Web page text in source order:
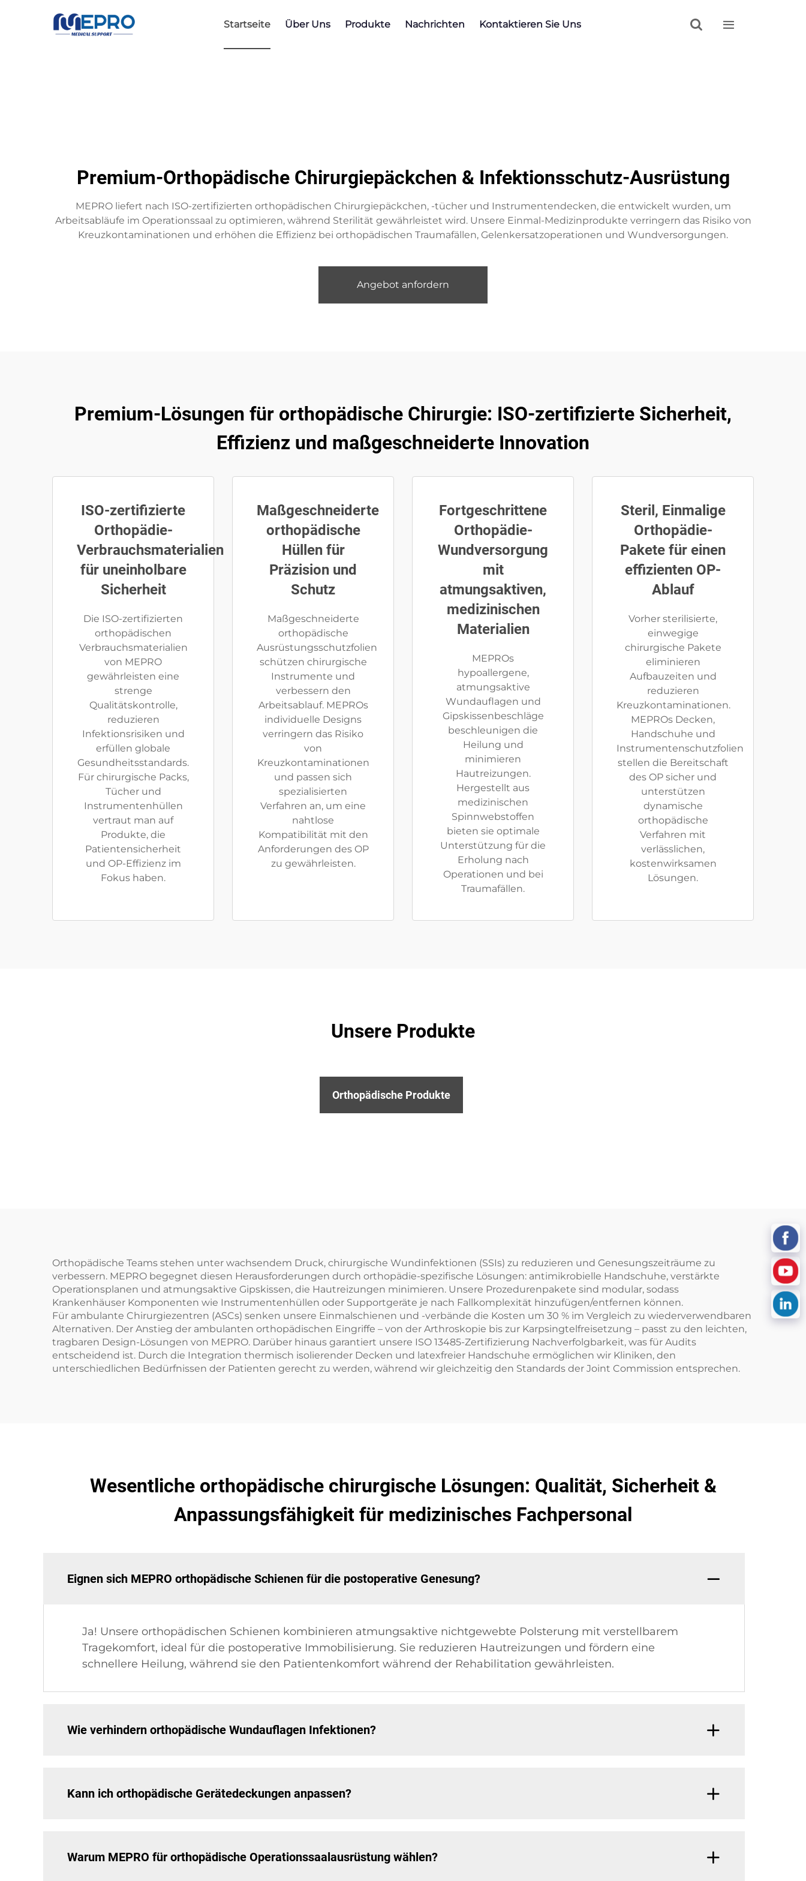
Startseite Über Uns Produkte Nachrichten Kontaktieren Sie Uns  
Premium-Orthopädische Chirurgiepäckchen & Infektionsschutz-Ausrüstung
MEPRO liefert nach ISO-zertifizierten orthopädischen Chirurgiepäckchen, -tücher und Instrumentendecken, die entwickelt wurden, um
Arbeitsabläufe im Operationssaal zu optimieren, während Sterilität gewährleistet wird. Unsere Einmal-Medizinprodukte verringern das Risiko von
Kreuzkontaminationen und erhöhen die Effizienz bei orthopädischen Traumafällen, Gelenkersatzoperationen und Wundversorgungen.
Angebot anfordern
Premium-Lösungen für orthopädische Chirurgie: ISO-zertifizierte Sicherheit,
Effizienz und maßgeschneiderte Innovation
ISO-zertifizierte
Orthopädie-
Verbrauchsmaterialien
für uneinholbare
Sicherheit
Die ISO-zertifizierten
orthopädischen
Verbrauchsmaterialien
von MEPRO
gewährleisten eine
strenge
Qualitätskontrolle,
reduzieren
Infektionsrisiken und
erfüllen globale
Gesundheitsstandards.
Für chirurgische Packs,
Tücher und
Instrumentenhüllen
vertraut man auf
Produkte, die
Patientensicherheit
und OP-Effizienz im
Fokus haben.
Maßgeschneiderte
orthopädische
Hüllen für
Präzision und
Schutz
Maßgeschneiderte
orthopädische
Ausrüstungsschutzfolien
schützen chirurgische
Instrumente und
verbessern den
Arbeitsablauf. MEPROs
individuelle Designs
verringern das Risiko
von
Kreuzkontaminationen
und passen sich
spezialisierten
Verfahren an, um eine
nahtlose
Kompatibilität mit den
Anforderungen des OP
zu gewährleisten.
Fortgeschrittene
Orthopädie-
Wundversorgung
mit
atmungsaktiven,
medizinischen
Materialien
MEPROs
hypoallergene,
atmungsaktive
Wundauflagen und
Gipskissenbeschläge
beschleunigen die
Heilung und
minimieren
Hautreizungen.
Hergestellt aus
medizinischen
Spinnwebstoffen
bieten sie optimale
Unterstützung für die
Erholung nach
Operationen und bei
Traumafällen.
Steril, Einmalige
Orthopädie-
Pakete für einen
effizienten OP-
Ablauf
Vorher sterilisierte,
einwegige
chirurgische Pakete
eliminieren
Aufbauzeiten und
reduzieren
Kreuzkontaminationen.
MEPROs Decken,
Handschuhe und
Instrumentenschutzfolien
stellen die Bereitschaft
des OP sicher und
unterstützen
dynamische
orthopädische
Verfahren mit
verlässlichen,
kostenwirksamen
Lösungen.
Unsere Produkte
Orthopädische Produkte
Orthopädische Teams stehen unter wachsendem Druck, chirurgische Wundinfektionen (SSIs) zu reduzieren und Genesungszeiträume zu
verbessern. MEPRO begegnet diesen Herausforderungen durch orthopädie-spezifische Lösungen: antimikrobielle Handschuhe, verstärkte
Operationsplanen und atmungsaktive Gipskissen, die Hautreizungen minimieren. Unsere Prozedurenpakete sind modular, sodass
Krankenhäuser Komponenten wie Instrumentenhüllen oder Supportgeräte je nach Fallkomplexität hinzufügen/entfernen können.
Für ambulante Chirurgiezentren (ASCs) senken unsere Einmalschienen und -verbände die Kosten um 30 % im Vergleich zu wiederverwendbaren
Alternativen. Der Anstieg der ambulanten orthopädischen Eingriffe – von der Arthroskopie bis zur Karpsingtelfreisetzung – passt zu den leichten,
tragbaren Design-Lösungen von MEPRO. Darüber hinaus garantiert unsere ISO 13485-Zertifizierung Nachverfolgbarkeit, was für Audits
entscheidend ist. Durch die Integration thermisch isolierender Decken und latexfreier Handschuhe ermöglichen wir Kliniken, den
unterschiedlichen Bedürfnissen der Patienten gerecht zu werden, während wir gleichzeitig den Standards der Joint Commission entsprechen.
Wesentliche orthopädische chirurgische Lösungen: Qualität, Sicherheit &
Anpassungsfähigkeit für medizinisches Fachpersonal
Eignen sich MEPRO orthopädische Schienen für die postoperative Genesung?
Ja! Unsere orthopädischen Schienen kombinieren atmungsaktive nichtgewebte Polsterung mit verstellbarem
Tragekomfort, ideal für die postoperative Immobilisierung. Sie reduzieren Hautreizungen und fördern eine
schnellere Heilung, während sie den Patientenkomfort während der Rehabilitation gewährleisten.
Wie verhindern orthopädische Wundauflagen Infektionen?
Kann ich orthopädische Gerätedeckungen anpassen?
Warum MEPRO für orthopädische Operationssaalausrüstung wählen?